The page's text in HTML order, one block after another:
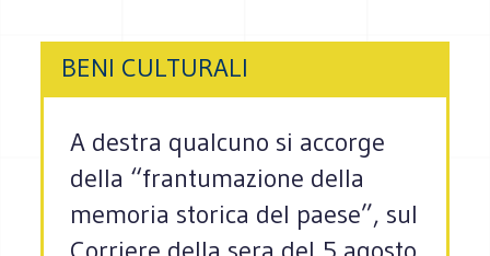
BENI CULTURALI
A destra qualcuno si accorge
della “frantumazione della
memoria storica del paese”, sul